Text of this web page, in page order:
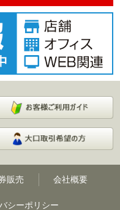
販売 会社概要
シーポリシー